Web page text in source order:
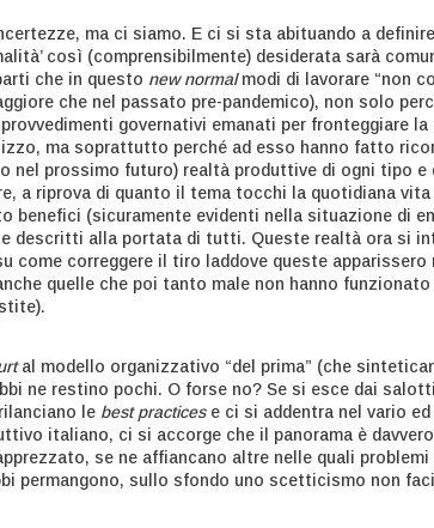
ma ci siamo. E ci si sta abituando a
così (comprensibilmente) desiderata sarà
che in questo new normalmodi di lavorare “non
che nel passato pre-pandemico), non solo
governativi emanati per fronteggiare
ma soprattutto perché ad esso hanno fatto
nel prossimo futuro) realtà produttive di ogni tipo e
a riprova di quanto il tema tocchi la quotidiana
benefici (sicuramente evidenti nella situazione di
descritti alla portata di tutti. Queste realtà ora si
come correggere il tiro laddove queste
quelle che poi tanto male non hanno
al modello organizzativo “del prima” (che
ne restino pochi. O forse no? Se si esce dai
le best practicese ci si addentra nel vario
italiano, ci si accorge che il panorama è
se ne affiancano altre nelle quali
permangono, sullo sfondo uno scetticismo non